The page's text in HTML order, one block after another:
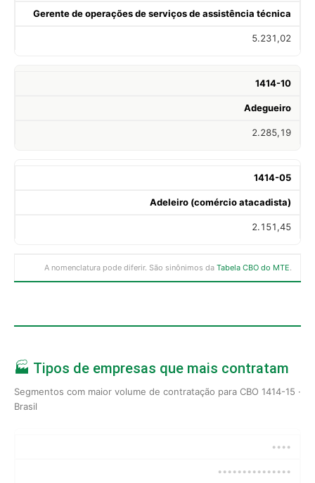
Gerente de operações de serviços de assistência técnica
5.231,02
1414-10
Adegueiro
2.285,19
1414-05
Adeleiro (comércio atacadista)
2.151,45
A nomenclatura pode diferir. São sinônimos da Tabela CBO do MTE.
🏭 Tipos de empresas que mais contratam
Segmentos com maior volume de contratação para CBO 1414-15 ·
Brasil
••••
•••••••••••••••